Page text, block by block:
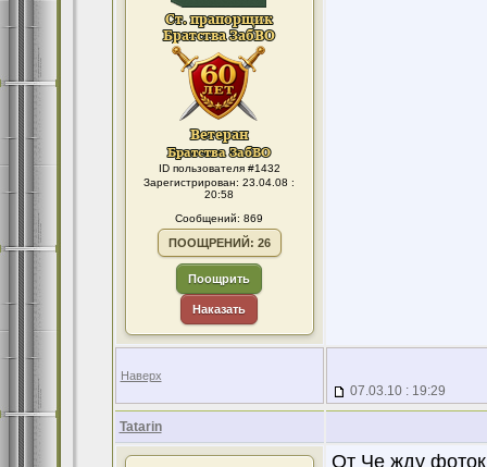
ID пользователя #1432
Зарегистрирован: 23.04.08 :
20:58
Сообщений: 869
ПООЩРЕНИЙ: 26
Поощрить
Наказать
Наверх
07.03.10 : 19:29
Tatarin
От Че жду